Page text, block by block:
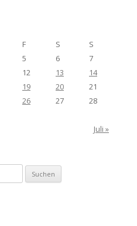
F S
S
5 6
7
12 13
14
19 20
21
26 27
28
Juli »